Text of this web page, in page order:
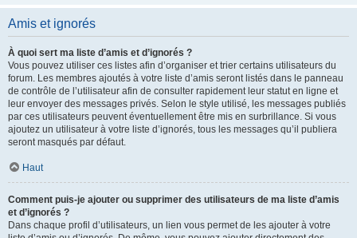
Amis et ignorés
À quoi sert ma liste d’amis et d’ignorés ?
Vous pouvez utiliser ces listes afin d’organiser et trier certains utilisateurs du
forum. Les membres ajoutés à votre liste d’amis seront listés dans le panneau
de contrôle de l’utilisateur afin de consulter rapidement leur statut en ligne et
leur envoyer des messages privés. Selon le style utilisé, les messages publiés
par ces utilisateurs peuvent éventuellement être mis en surbrillance. Si vous
ajoutez un utilisateur à votre liste d’ignorés, tous les messages qu’il publiera
seront masqués par défaut.
Haut
Comment puis-je ajouter ou supprimer des utilisateurs de ma liste d’amis
et d’ignorés ?
Dans chaque profil d’utilisateurs, un lien vous permet de les ajouter à votre